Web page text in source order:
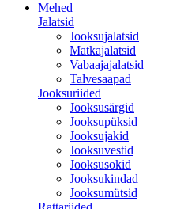
Mehed
Jalatsid
Jooksujalatsid
Matkajalatsid
Vabaajajalatsid
Talvesaapad
Jooksuriided
Jooksusärgid
Jooksupüksid
Jooksujakid
Jooksuvestid
Jooksusokid
Jooksukindad
Jooksumütsid